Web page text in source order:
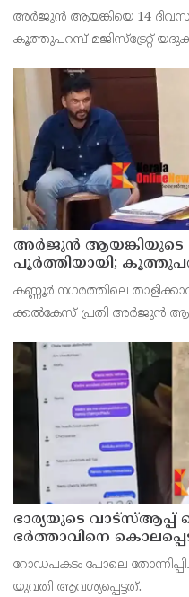
അർജുൻ ആയങ്കിയെ 14
കൂത്തുപറമ്പ് മജിസ്ട്രേറ്റ്
അര്‍ജുന്‍ ആയങ്കിയുടെ
പൂര്‍ത്തിയായി;
ഹാജരാക്കും
കണ്ണൂർ നഗരത്തിലെ
ക്കൽകേസ് പ്രതി അര്‍ജുന്‍
ഭാര്യയുടെ വാട്സ്ആപ്പ്
ഭര്‍ത്താവിനെ
റോഡപകടമാക്കി
പദ്ധതിയിട്ട
റോഡപകടം പോലെ
യുവതി ആവശ്യപ്പെട്ടത്.